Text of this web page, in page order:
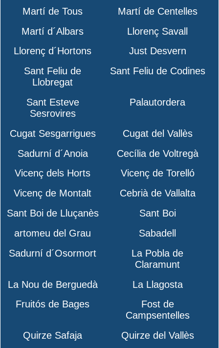
Martí de Tous
Martí de Centelles
Martí d´Albars
Llorenç Savall
Llorenç d´Hortons
Just Desvern
Sant Feliu de
Llobregat
Sant Feliu de Codines
Sant Esteve
Sesrovires
Palautordera
Cugat Sesgarrigues
Cugat del Vallès
Sadurní d´Anoia
Cecília de Voltregà
Vicenç dels Horts
Vicenç de Torelló
Vicenç de Montalt
Cebrià de Vallalta
Sant Boi de Lluçanès
Sant Boi
artomeu del Grau
Sabadell
Sadurní d´Osormort
La Pobla de
Claramunt
La Nou de Berguedà
La Llagosta
Fruitós de Bages
Fost de
Campsentelles
Quirze Safaja
Quirze del Vallès